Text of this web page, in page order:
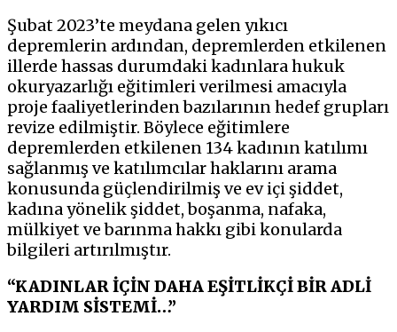
Şubat 2023’te meydana gelen yıkıcı
depremlerin ardından, depremlerden etkilenen
illerde hassas durumdaki kadınlara hukuk
okuryazarlığı eğitimleri verilmesi amacıyla
proje faaliyetlerinden bazılarının hedef grupları
revize edilmiştir. Böylece eğitimlere
depremlerden etkilenen 134 kadının katılımı
sağlanmış ve katılımcılar haklarını arama
konusunda güçlendirilmiş ve ev içi şiddet,
kadına yönelik şiddet, boşanma, nafaka,
mülkiyet ve barınma hakkı gibi konularda
bilgileri artırılmıştır.
“KADINLAR İÇİN DAHA EŞİTLİKÇİ BİR ADLİ
YARDIM SİSTEMİ…”